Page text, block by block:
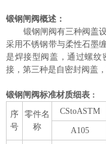
锻钢闸阀概述：
锻钢闸阀有三种阀盖设
采用不锈钢带与柔性石墨
是焊接型阀盖，通过螺纹
接，第三种是自密封阀盖
锻钢闸阀标准材质细表 :
序
号
零件名
称
CStoASTM
A105